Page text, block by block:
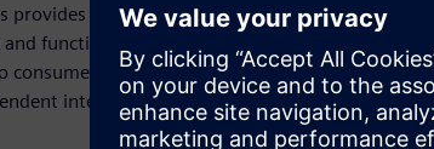
provides a powerful platform for developers who
functional safety of their end products, from
devices. It allows systems-on-chip (SoC)
internal monitoring system into their